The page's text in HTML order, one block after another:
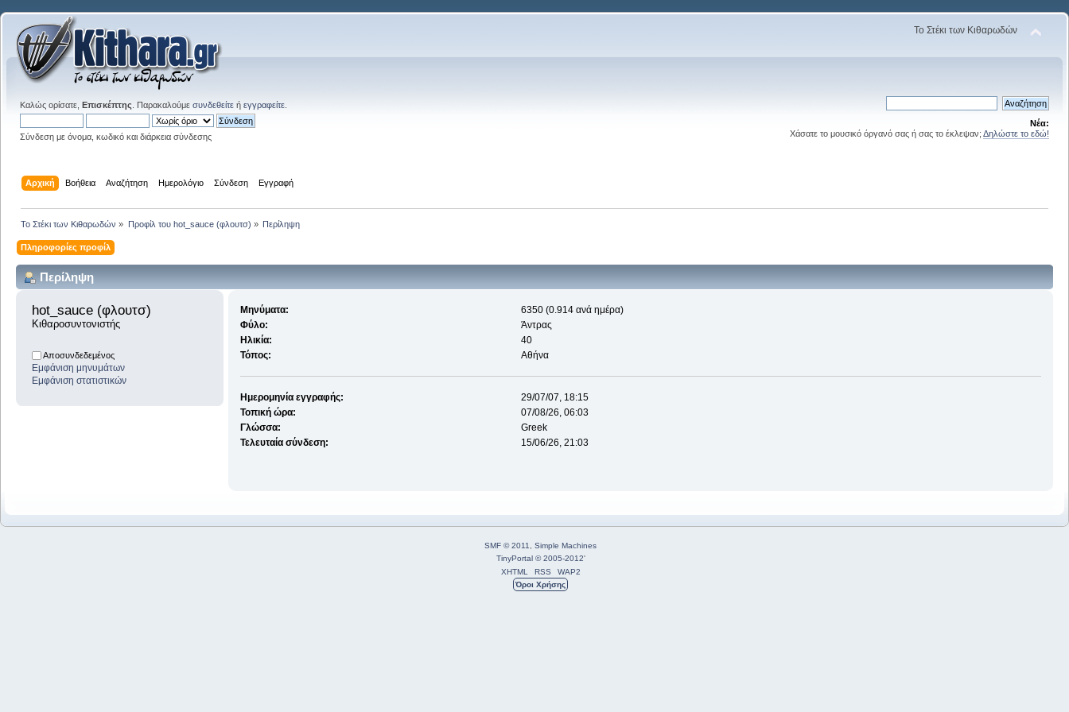
Το Στέκι των Κιθαρωδών
Καλώς ορίσατε, Επισκέπτης . Παρακαλούμε συνδεθείτε ή εγγραφείτε
Σύνδεση με όνομα, κωδικό και διάρκεια σύνδεσης
Νέα:
Χάσατε το μουσικό όργανό σας ή σας το έκλεψαν; Δηλώστε το εδώ!
Αρχική Βοήθεια Αναζήτηση Ημερολόγιο Σύνδεση Εγγραφή
Το Στέκι των Κιθαρωδών » Προφίλ του hot_sauce (φλουτσ) » Περίληψη
Πληροφορίες προφίλ
Περίληψη
hot_sauce (φλουτσ)
Κιθαροσυντονιστής
Αποσυνδεδεμένος
Εμφάνιση μηνυμάτων
Εμφάνιση στατιστικών
Μηνύματα:
6350 (0.914 ανά ημέρα)
Φύλο:
Άντρας
Ηλικία:
40
Τόπος:
Αθήνα
Ημερομηνία εγγραφής:
29/07/07, 18:15
Τοπική ώρα:
07/08/26, 06:03
Γλώσσα:
Greek
Τελευταία σύνδεση:
15/06/26, 21:03
SMF © 2011, Simple Machines
TinyPortal © 2005-2012'
XHTML
RSS
WAP2
Όροι Χρήσης